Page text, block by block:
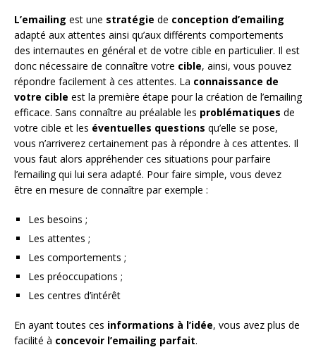
L’emailing est une stratégie de conception d’emailing
adapté aux attentes ainsi qu’aux différents comportements
des internautes en général et de votre cible en particulier. Il est
donc nécessaire de connaître votre cible, ainsi, vous pouvez
répondre facilement à ces attentes. La connaissance de
votre cible est la première étape pour la création de l’emailing
efficace. Sans connaître au préalable les problématiques de
votre cible et les éventuelles questions qu’elle se pose,
vous n’arriverez certainement pas à répondre à ces attentes. Il
vous faut alors appréhender ces situations pour parfaire
l’emailing qui lui sera adapté. Pour faire simple, vous devez
être en mesure de connaître par exemple :
Les besoins ;
Les attentes ;
Les comportements ;
Les préoccupations ;
Les centres d’intérêt
En ayant toutes ces informations à l’idée, vous avez plus de
facilité à concevoir l’emailing parfait.